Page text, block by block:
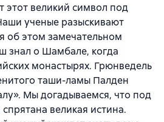
великий символ под
ученые разыскивают
об этом замечательном
знал о Шамбале, когда
монастырях. Грюнведель
таши-ламы Палден
Мы догадываемся, что под
великая истина.